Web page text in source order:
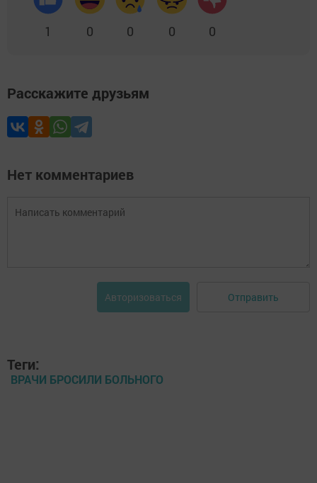
1 0 0 0 0
Расскажите друзьям
Нет комментариев
Авторизоваться Отправить
Теги:
ВРАЧИ БРОСИЛИ БОЛЬНОГО